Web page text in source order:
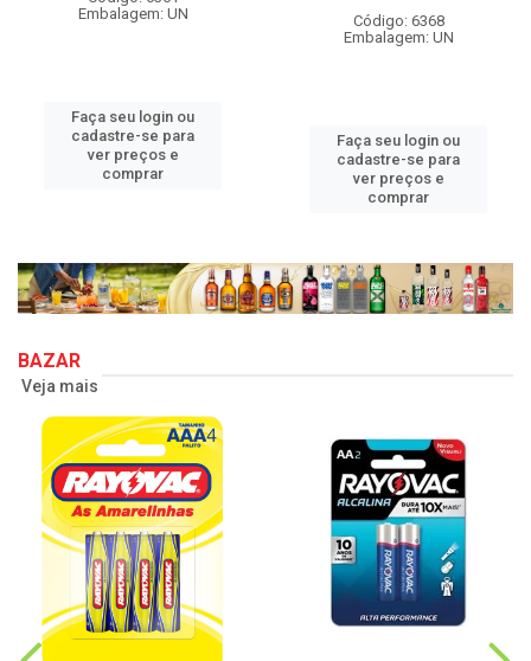
Embalagem: UN
Faça seu login ou
cadastre-se para
ver preços e
comprar
Código: 6368
Embalagem: UN
Faça seu login ou
cadastre-se para
ver preços e
comprar
BAZAR
Veja mais